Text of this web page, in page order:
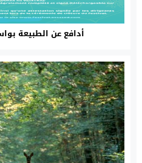
أدافع عن الطبيعة